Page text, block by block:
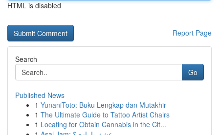
HTML is disabled
Report Page
Search
Go
Published News
1 YunaniToto: Buku Lengkap dan Mutakhir
1 The Ultimate Guide to Tattoo Artist Chairs
1 Locating for Obtain Cannabis in the Cit...